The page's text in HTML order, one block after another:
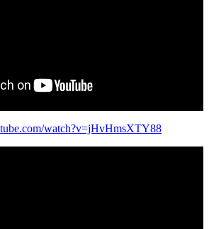
watch?v=jHvHmsXTY88